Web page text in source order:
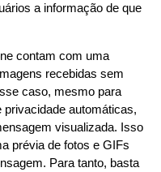
a informação de que
contam com uma
recebidas sem
caso, mesmo para
automáticas,
visualizada. Isso
prévia de fotos e GIFs
Para tanto, basta